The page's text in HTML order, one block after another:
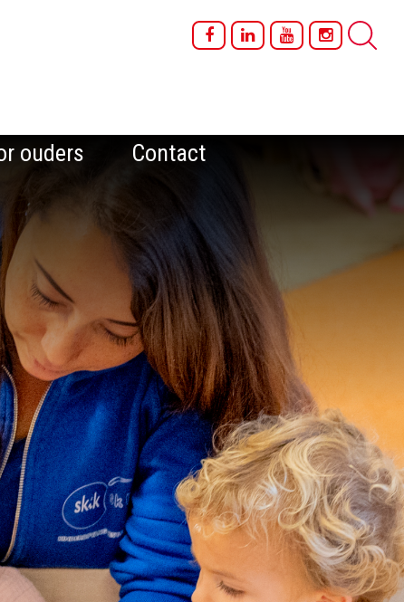
ouders Contact